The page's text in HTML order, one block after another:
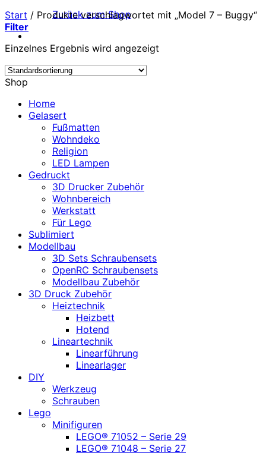
Zurück zum Shop
Start / Produkte verschlagwortet mit „Model 7 – Buggy“
Filter
Einzelnes Ergebnis wird angezeigt
Shop
Home
Gelasert
Fußmatten
Wohndeko
Religion
LED Lampen
Gedruckt
3D Drucker Zubehör
Wohnbereich
Werkstatt
Für Lego
Sublimiert
Modellbau
3D Sets Schraubensets
OpenRC Schraubensets
Modellbau Zubehör
3D Druck Zubehör
Heiztechnik
Heizbett
Hotend
Lineartechnik
Linearführung
Linearlager
DIY
Werkzeug
Schrauben
Lego
Minifiguren
LEGO® 71052 – Serie 29
LEGO® 71048 – Serie 27